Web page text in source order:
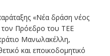
«Νέα δράση νέος
Πρόεδρο του ΤΕΕ
Μανωλακέλλη,
και εποικοδομητικό